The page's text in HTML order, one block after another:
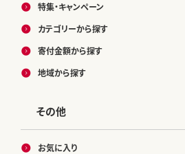
特集・キャンペーン
カテゴリーから探す
寄付金額から探す
地域から探す
その他
お気に入り